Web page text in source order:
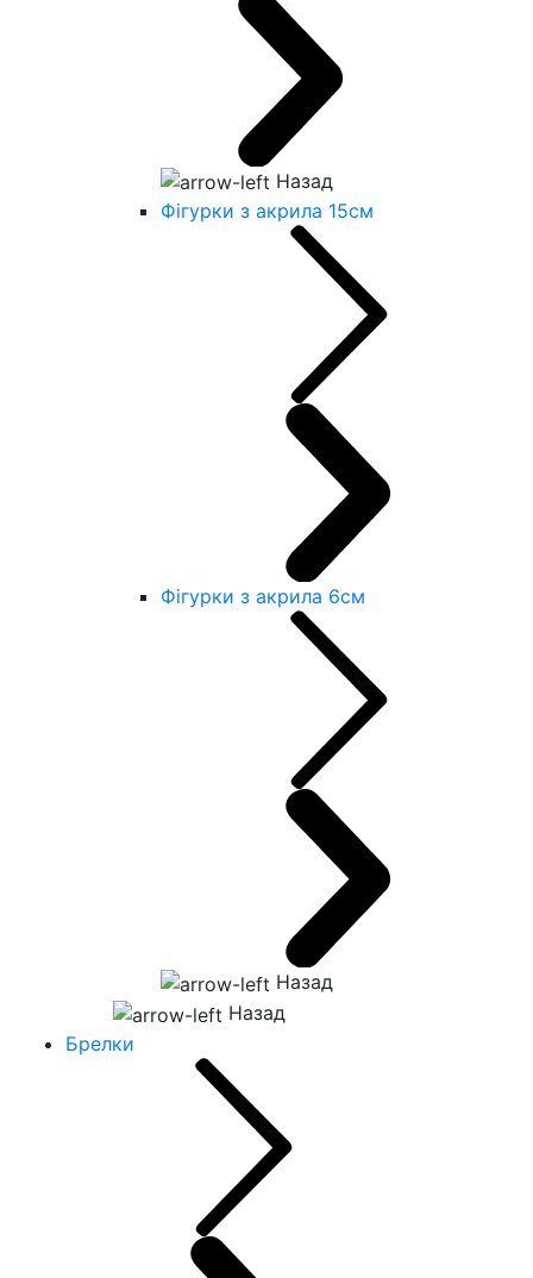
Назад
Фігурки з акрила 15см
Фігурки з акрила 6см
Назад
Назад
Брелки